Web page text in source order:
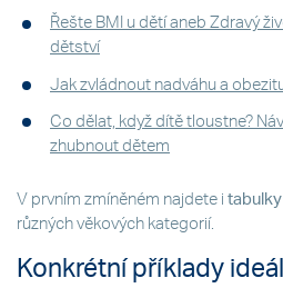
Řešte BMI u dětí aneb Zdravý
dětství
Jak zvládnout nadváhu a
Co dělat, když dítě tloustne?
zhubnout dětem
V prvním zmíněném najdete i
různých věkových kategorií.
Konkrétní příklady